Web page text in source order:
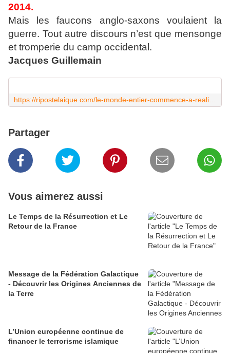
2014.
Mais les faucons anglo-saxons voulaient la
guerre. Tout autre discours n’est que mensonge
et tromperie du camp occidental.
Jacques Guillemain
Partager
Vous aimerez aussi
Le Temps de la Résurrection et Le
Retour de la France
Message de la Fédération Galactique
- Découvrir les Origines Anciennes de
la Terre
L’Union européenne continue de
financer le terrorisme islamique